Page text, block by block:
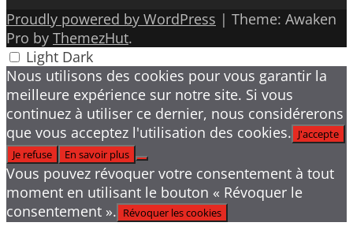
Proudly powered by WordPress | Theme: Awaken
Pro by ThemezHut.
Light Dark
Nous utilisons des cookies pour vous garantir la
meilleure expérience sur notre site. Si vous
continuez à utiliser ce dernier, nous considérerons
que vous acceptez l'utilisation des cookies. J'accepte
Je refuse
En savoir plus
Vous pouvez révoquer votre consentement à tout
moment en utilisant le bouton « Révoquer le
consentement ». Révoquer les cookies